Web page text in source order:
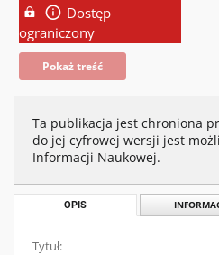
Dostęp
ograniczony
Pokaż treść
Ta publikacja jest chroniona
do jej cyfrowej wersji jest
Informacji Naukowej.
OPIS
Tytuł: